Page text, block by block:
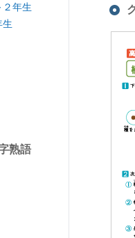
２年生
生
熟語